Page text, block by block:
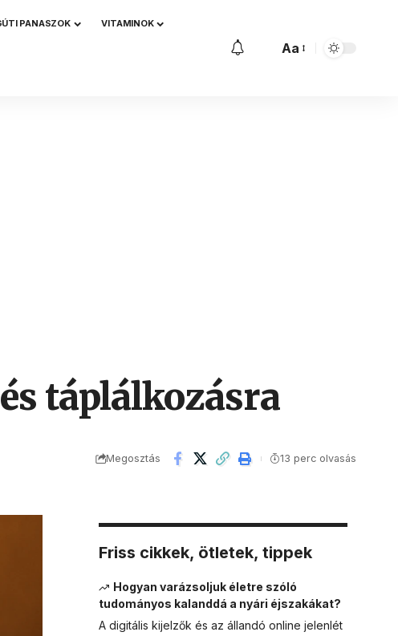
PANASZOK VITAMINOK
Aa
táplálkozásra
Megosztás 13 perc olvasás
Friss cikkek, ötletek, tippek
Hogyan varázsoljuk életre szóló
tudományos kalanddá a nyári éjszakákat?
A digitális kijelzők és az állandó online jelenlét